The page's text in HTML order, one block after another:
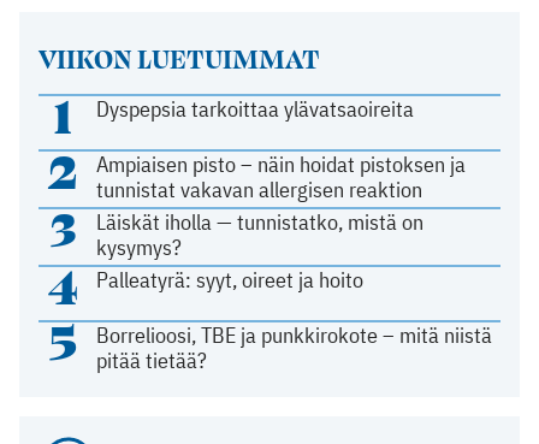
VIIKON LUETUIMMAT
1 Dyspepsia tarkoittaa ylävatsaoireita
2
Ampiaisen pisto – näin hoidat pistoksen ja
tunnistat vakavan allergisen reaktion
3
Läiskät iholla — tunnistatko, mistä on
kysymys?
4 Palleatyrä: syyt, oireet ja hoito
5
Borrelioosi, TBE ja punkkirokote – mitä niistä
pitää tietää?